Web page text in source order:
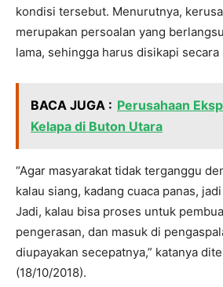
kondisi tersebut. Menurutnya,
merupakan persoalan yang
lama, sehingga harus disikapi secara
BACA JUGA : Perusahaan
Kelapa di Buton Utara
“Agar masyarakat tidak terganggu
kalau siang, kadang cuaca panas,
Jadi, kalau bisa proses untuk
pengerasan, dan masuk di
diupayakan secepatnya,” katanya
(18/10/2018).